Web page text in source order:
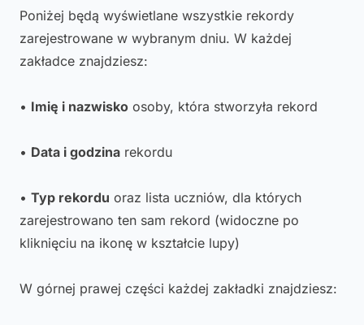
Poniżej będą wyświetlane wszystkie rekordy
zarejestrowane w wybranym dniu. W każdej
zakładce znajdziesz:
• Imię i nazwisko osoby, która stworzyła rekord
• Data i godzina rekordu
• Typ rekordu oraz lista uczniów, dla których
zarejestrowano ten sam rekord (widoczne po
kliknięciu na ikonę w kształcie lupy)
W górnej prawej części każdej zakładki znajdziesz: